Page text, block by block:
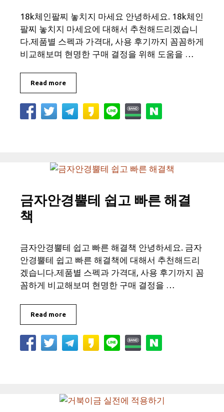
18k체인팔찌 놓치지 마세요 안녕하세요. 18k체인
팔찌 놓치지 마세요에 대해서 추천해드리겠습니
다.제품별 스펙과 가격대, 사용 후기까지 꼼꼼하게
비교해보며 현명한 구매 결정을 위해 도움을 …
Read more
금자안경뿔테 쉽고 빠른 해결
책
금자안경뿔테 쉽고 빠른 해결책 안녕하세요. 금자
안경뿔테 쉽고 빠른 해결책에 대해서 추천해드리
겠습니다.제품별 스펙과 가격대, 사용 후기까지 꼼
꼼하게 비교해보며 현명한 구매 결정을 …
Read more